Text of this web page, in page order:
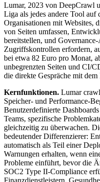
Lumar, 2023 von DeepCrawl
Liga als jedes andere Tool auf
Organisationen mit Websites,
von Seiten umfassen,
bereitstellen, und
Zugriffskontrollen erfordern,
bei etwa 82 Euro pro Monat,
unbegrenzten Seiten und CI/
die direkte Gespräche mit
Kernfunktionen. Lumar
Speicher- und Performance-
Benutzerdefinierte
Teams, spezifische
gleichzeitig zu überwachen.
bedeutender Differenzierer:
automatisch als Teil einer
Warnungen erhalten, wenn
Probleme einführt, bevor die
SOC2 Type II-Compliance
Finanzdienstleistern,